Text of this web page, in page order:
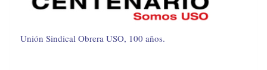
Unión Sindical Obrera USO, 100 años.